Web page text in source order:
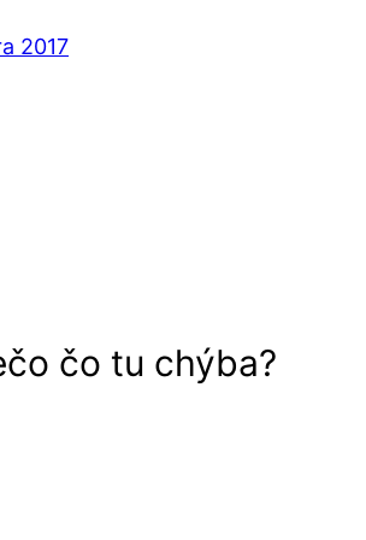
2017
čo tu chýba?